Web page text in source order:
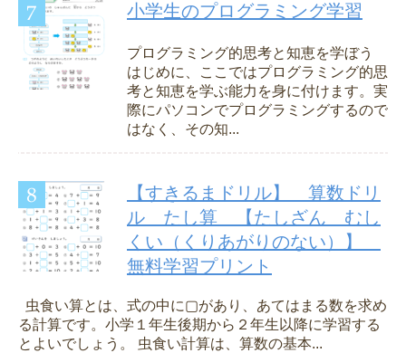
小学生のプログラミング学習
プログラミング的思考と知恵を学ぼう
はじめに、ここではプログラミング的思
考と知恵を学ぶ能力を身に付けます。実
際にパソコンでプログラミングするので
はなく、その知...
【すきるまドリル】 算数ドリ
ル たし算 【たしざん むし
くい（くりあがりのない）】
無料学習プリント
虫食い算とは、式の中に▢があり、あてはまる数を求め
る計算です。小学１年生後期から２年生以降に学習する
とよいでしょう。 虫食い計算は、算数の基本...